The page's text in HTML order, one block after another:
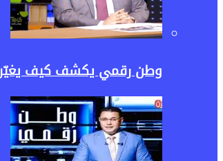
وطن رقمي يكشف كيف يغيّر